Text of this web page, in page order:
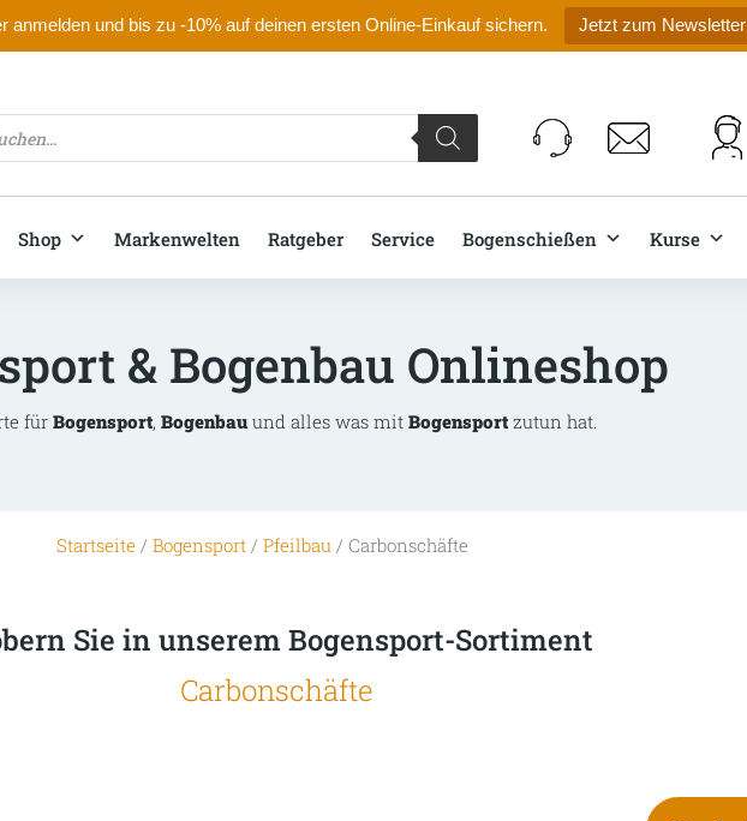
anmelden und bis zu -10% auf deinen ersten Online-Einkauf sichern. Jetzt zum Newsletter
Shop Markenwelten Ratgeber Service Bogenschießen Kurse
& Bogenbau Onlineshop
für Bogensport, Bogenbauund alles was mit Bogensport zutun hat.
Startseite / Bogensport/ Pfeilbau/ Carbonschäfte
Sie in unserem Bogensport-Sortiment
Carbonschäfte